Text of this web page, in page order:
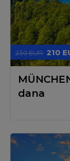
230 EUR 210
dana